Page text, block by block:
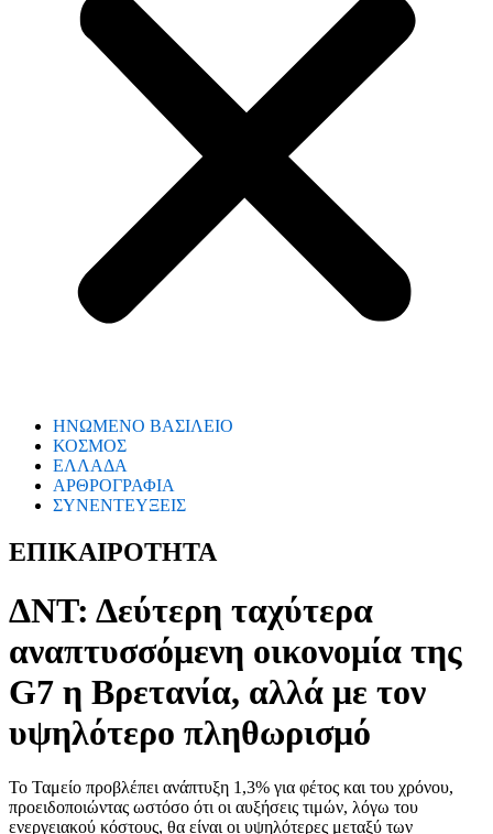
ΗΝΩΜΕΝΟ ΒΑΣΙΛΕΙΟ
ΚΟΣΜΟΣ
ΕΛΛΑΔΑ
ΑΡΘΡΟΓΡΑΦΙΑ
ΣΥΝΕΝΤΕΥΞΕΙΣ
ΕΠΙΚΑΙΡΟΤΗΤΑ
ΔΝΤ: Δεύτερη ταχύτερα
αναπτυσσόμενη οικονομία της
G7 η Βρετανία, αλλά με τον
υψηλότερο πληθωρισμό
Το Ταμείο προβλέπει ανάπτυξη 1,3% για φέτος και του χρόνου,
προειδοποιώντας ωστόσο ότι οι αυξήσεις τιμών, λόγω του
ενεργειακού κόστους, θα είναι οι υψηλότερες μεταξύ των